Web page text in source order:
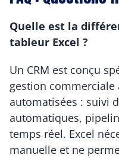
Quelle est la
tableur Excel ?
Un CRM est conçu
gestion
automatisées : suivi
automatiques,
temps réel. Excel
manuelle et ne